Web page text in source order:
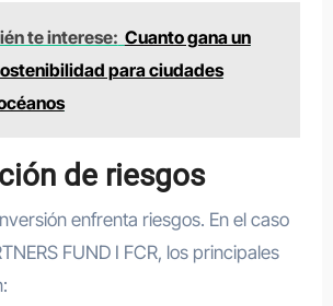
te interese: Cuanto gana un
para ciudades
de riesgos
enfrenta riesgos. En el caso
FUND I FCR, los principales